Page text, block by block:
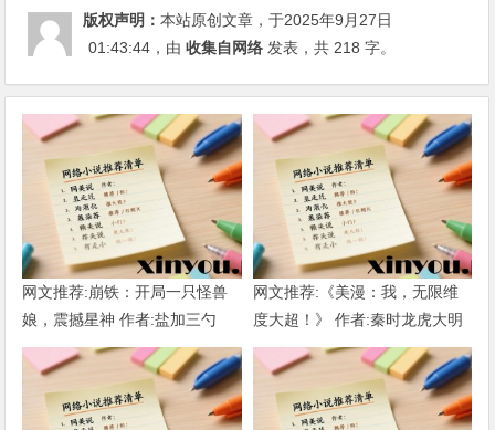
版权声明：本站原创文章，于2025年9月27日
01:43:44 ，由收集自网络 发表，共 218 字。
网文推荐:崩铁：开局一只怪兽
娘，震撼星神 作者:盐加三勺
（1-218）TXT下载
网文推荐:《美漫：我，无限维
度大超！》 作者:秦时龙虎大明
1-802章 TXT下载